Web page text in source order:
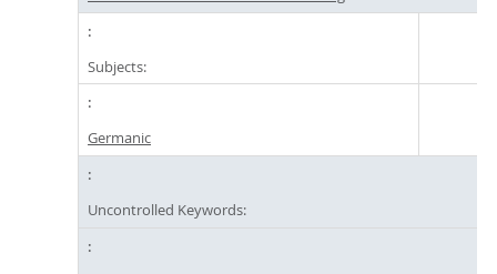
Subjects:
Germanic
Uncontrolled Keywords: